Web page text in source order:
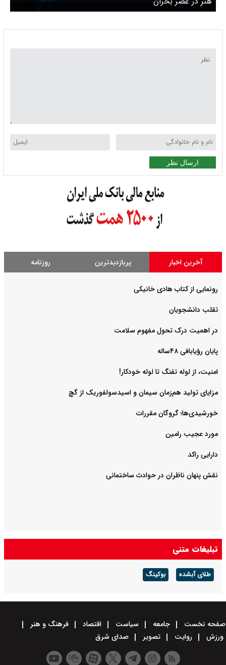
ارسال نظر
آخرین اخبار پربازدیدترین روزنامه
رونمایی از کتاب هادی خانیکی
‌تقلب دانشجویان
در اهمیت درک تحول مفهوم سلامت
پایان رؤیابافی ۴۸ساله
امنیت، از لوله تفنگ تا ‌لوله خودکار!
مزایای تولید هم‌زمان سیمان و اسیدسولفوریک از گچ
خورشیدی‌ها؛ گروگان مقررات
مورد عجیب رامین
دارایی راکد
نقش پنهان ناظران در حوادث ساختمانی
تبلیغات متنی
طلای آبشده بوکینگ
صفحه نخست جامعه سیاست اقتصاد
فرهنگ و هنر
ورزش
روایت تصویر صدای شرق